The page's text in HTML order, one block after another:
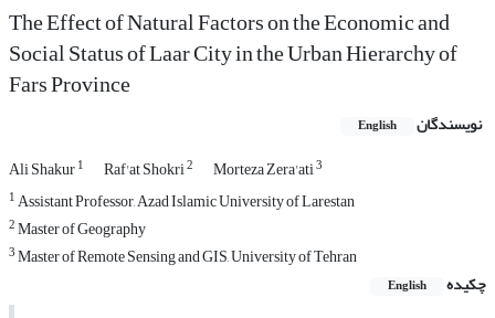
The Effect of Natural Factors on the Economic and
Social Status of Laar City in the Urban Hierarchy of
Fars Province
نویسندگان English
Ali Shakur1 Raf'at Shokri2 Morteza Zera'ati3
1Assistant Professor, Azad Islamic University of Larestan
2Master of Geography
3Master of Remote Sensing and GIS, University of Tehran
چکیده
English